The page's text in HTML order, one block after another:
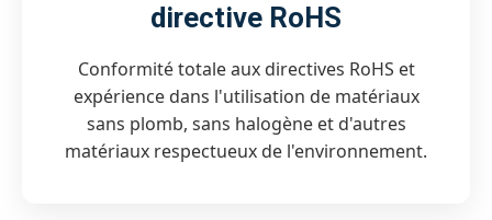
directive RoHS
Conformité totale aux directives RoHS et
expérience dans l'utilisation de matériaux
sans plomb, sans halogène et d'autres
matériaux respectueux de l'environnement.